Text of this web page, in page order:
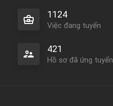
1124
Việc đang tuyển
421
Hồ sơ đã ứng tuyển